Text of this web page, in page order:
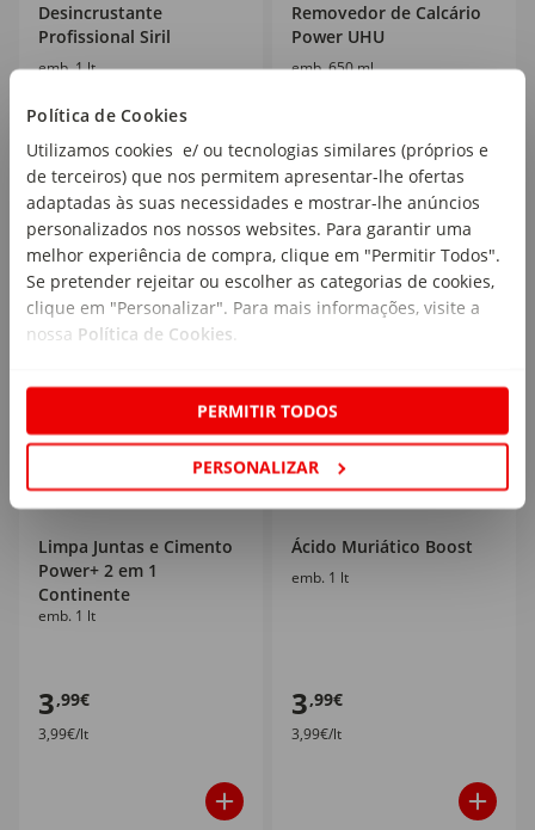
Política de Cookies
Utilizamos cookies e/ ou tecnologias similares (próprios e
de terceiros) que nos permitem apresentar-lhe ofertas
adaptadas às suas necessidades e mostrar-lhe anúncios
personalizados nos nossos websites. Para garantir uma
melhor experiência de compra, clique em "Permitir Todos".
Se pretender rejeitar ou escolher as categorias de cookies,
clique em "Personalizar". Para mais informações, visite a
nossa Política de Cookies.
PERMITIR TODOS
PERSONALIZAR
Desincrustante
Profissional Siril
emb. 1 lt
5
Removedor de Calcário
Power UHU
emb. 650 ml
5
Limpa Juntas e Cimento
Power+ 2 em 1
Continente
emb. 1 lt
3,99€
3,99€/lt
Ácido Muriático Boost
emb. 1 lt
3,99€
3,99€/lt